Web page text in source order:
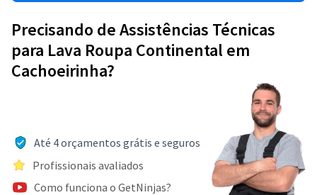
Precisando de Assistências Técnicas
para Lava Roupa Continental em
Cachoeirinha?
Até 4 orçamentos grátis e seguros
Profissionais avaliados
Como funciona o GetNinjas?